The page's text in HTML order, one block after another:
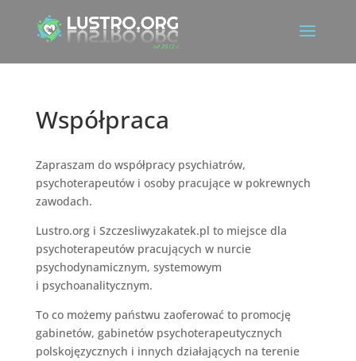
Współpraca
Zapraszam do współpracy psychiatrów,
psychoterapeutów i osoby pracujące w pokrewnych
zawodach.
Lustro.org i Szczesliwyzakatek.pl to miejsce dla
psychoterapeutów pracujących w nurcie
psychodynamicznym, systemowym
i psychoanalitycznym.
To co możemy państwu zaoferować to promocję
gabinetów, gabinetów psychoterapeutycznych
polskojęzycznych i innych działających na terenie